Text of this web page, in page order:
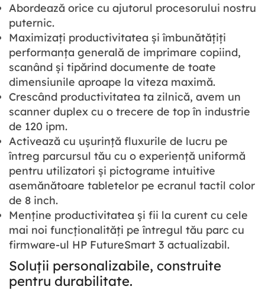
Abordează orice cu ajutorul procesorului nostru
puternic.
Maximizați productivitatea și îmbunătățiți
performanța generală de imprimare copiind,
scanând și tipărind documente de toate
dimensiunile aproape la viteza maximă.
Crescând productivitatea ta zilnică, avem un
scanner duplex cu o trecere de top în industrie
de 120 ipm.
Activează cu ușurință fluxurile de lucru pe
întreg parcursul tău cu o experiență uniformă
pentru utilizatori și pictograme intuitive
asemănătoare tabletelor pe ecranul tactil color
de 8 inch.
Menține productivitatea și fii la curent cu cele
mai noi funcționalități pe întregul tău parc cu
firmware-ul HP FutureSmart 3 actualizabil.
Soluții personalizabile, construite
pentru durabilitate.